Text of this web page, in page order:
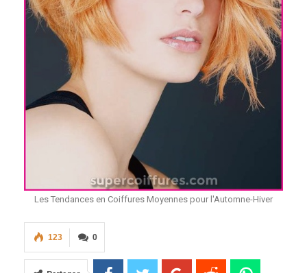
Les Tendances en Coiffures Moyennes pour l'Automne-Hiver
0
123